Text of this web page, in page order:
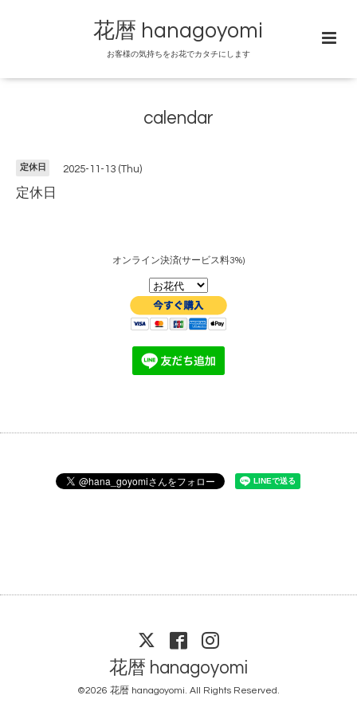
花暦 hanagoyomi
お客様の気持ちをお花でカタチにします
calendar
定休日 2025-11-13 (Thu)
定休日
オンライン決済(サービス料3%)
花暦 hanagoyomi
©2026 花暦 hanagoyomi. All Rights Reserved.